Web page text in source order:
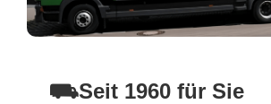
⛟Seit 1960 für Sie